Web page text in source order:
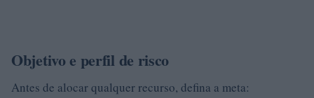
Objetivo e perfil de risco
Antes de alocar qualquer recurso, defina a meta: